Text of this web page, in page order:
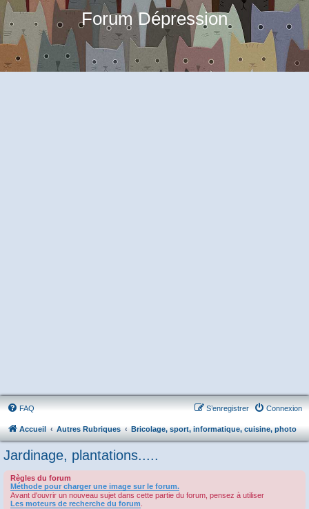
Forum Dépression
FAQ Connexion
S’enregistrer
Accueil Autres Rubriques Bricolage, sport, informatique, cuisine, photo
Jardinage, plantations.....
Règles du forum
Méthode pour charger une image sur le forum.
Avant d'ouvrir un nouveau sujet dans cette partie du forum, pensez à utiliser
Les moteurs de recherche du forum